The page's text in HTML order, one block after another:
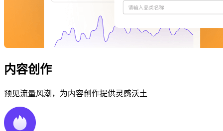
内容创作
预见流量风潮，为内容创作提供灵感沃土